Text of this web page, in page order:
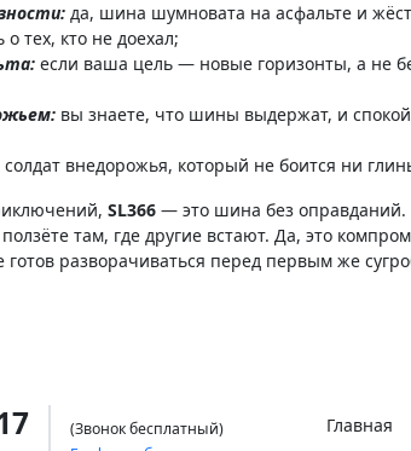
да, шина шумновата на асфальте и
тех, кто не доехал;
если ваша цель — новые горизонты, а не
вы знаете, что шины выдержат, и
внедорожья, который не боится ни
SL366 — это шина без
там, где другие встают. Да, это
разворачиваться перед первым же
(Звонок бесплатный)
Главная